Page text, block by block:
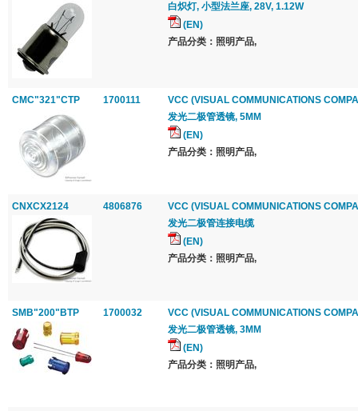
白炽灯, 小型法兰座, 28V, 1.12W
(EN)
产品分类：照明产品,
CMC"321"CTP 1700111
VCC (VISUAL COMMUNICATIONS
发光二极管透镜, 5MM
(EN)
产品分类：照明产品,
CNXCX2124 4806876
VCC (VISUAL COMMUNICATIONS
发光二极管连接电缆
(EN)
产品分类：照明产品,
SMB"200"BTP 1700032
VCC (VISUAL COMMUNICATIONS
发光二极管透镜, 3MM
(EN)
产品分类：照明产品,